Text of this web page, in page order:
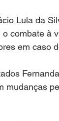
Lula da
combate à
em caso
mudanças